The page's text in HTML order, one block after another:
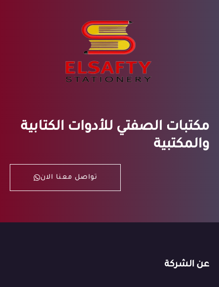
مكتبات الصفتي للأدوات الكتابية
والمكتبية
تواصل معنا الان
عن الشركة